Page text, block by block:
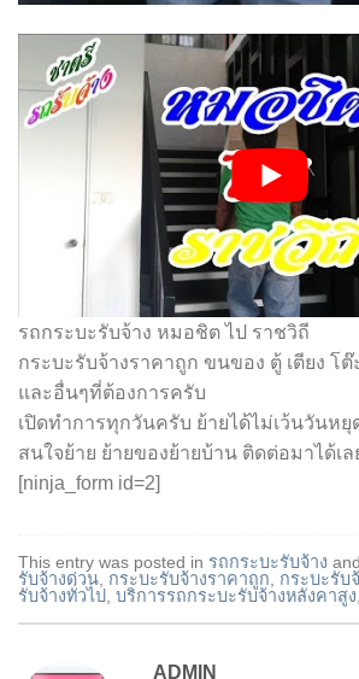
รถกระบะรับจ้าง หมอชิต ไป ราชวิถี
กระบะรับจ้างราคาถูก ขนของ ตู้ เตียง โ
และอื่นๆที่ต้องการครับ
เปิดทำการทุกวันครับ ย้ายได้ไม่เว้นวันหยุ
สนใจย้าย ย้ายของย้ายบ้าน ติดต่อมาได้เ
[ninja_form id=2]
This entry was posted in รถกระบะรับจ้าง
รับจ้างด่วน, กระบะรับจ้างราคาถูก, กระบะรับ
รับจ้างทั่วไป, บริการรถกระบะรับจ้างหลังคาสูง,
ADMIN